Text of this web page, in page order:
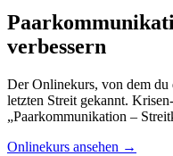
verbessern
Der Onlinekurs, von dem du
letzten Streit gekannt.
„Paarkommunikation –
Onlinekurs ansehen →